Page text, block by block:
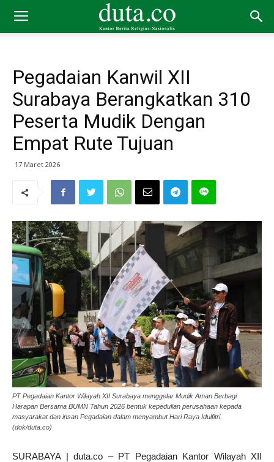
Pegadaian Kanwil XII
Surabaya Berangkatkan 310
Peserta Mudik Dengan
Empat Rute Tujuan
17 Maret 2026
PT Pegadaian Kantor Wilayah XII Surabaya menggelar Mudik Aman Berbagi
Harapan Bersama BUMN Tahun 2026 bentuk kepedulian perusahaan kepada
masyarakat dan insan Pegadaian dalam menyambut Hari Raya Idulfitri.
(dok/duta.co)
SURABAYA | duta.co – PT Pegadaian Kantor Wilayah XII